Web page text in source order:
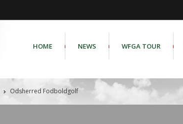
HOME NEWS WFGA TOUR
Odsherred Fodboldgolf